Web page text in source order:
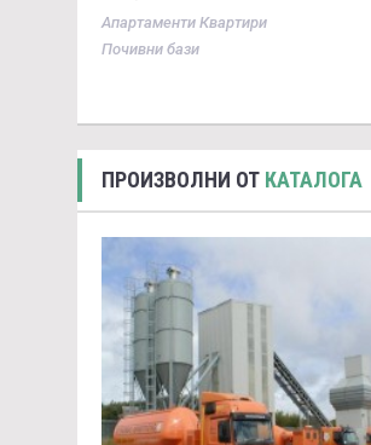
Апартаменти Квартири
Почивни бази
ПРОИЗВОЛНИ ОТ КАТАЛОГА